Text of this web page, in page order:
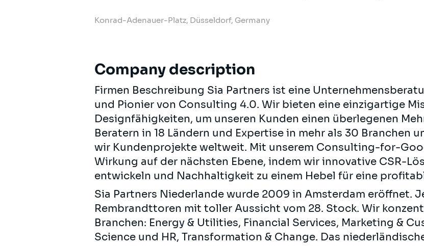
Konrad-Adenauer-Platz, Düsseldorf, Germany
Company description
Firmen Beschreibung Sia Partners ist eine
und Pionier von Consulting 4.0. Wir bieten eine einzigartige
Designfähigkeiten, um unseren Kunden einen überlegenen
Beratern in 18 Ländern und Expertise in mehr als 30 Branchen
wir Kundenprojekte weltweit. Mit unserem Consulting-for-
Wirkung auf der nächsten Ebene, indem wir innovative CSR-
entwickeln und Nachhaltigkeit zu einem Hebel für eine
Sia Partners Niederlande wurde 2009 in Amsterdam eröffnet.
Rembrandttoren mit toller Aussicht vom 28. Stock. Wir
Branchen: Energy & Utilities, Financial Services, Marketing &
Science und HR, Transformation & Change. Das